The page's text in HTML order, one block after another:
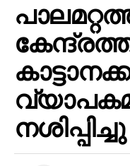
നശിപ്പിച്ചു